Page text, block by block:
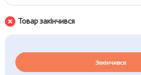
Товар закінчився
Закінчився